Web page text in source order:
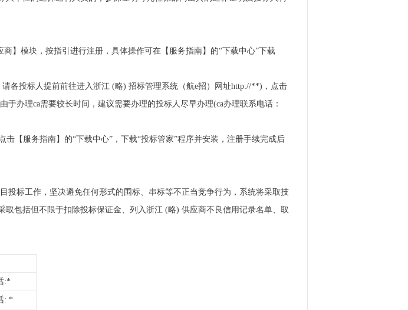
】模块，按指引进行注册，具体操作可在【服务指南】的“下载中心”下载
各投标人提前前往进入浙江 (略) 招标管理系统（航e招）网址http://**)，点击
于办理ca需要较长时间，建议需要办理的投标人尽早办理(ca办理联系电话：
【服务指南】的“下载中心”，下载“投标管家”程序并安装，注册手续完成后
标工作，坚决避免任何形式的围标、串标等不正当竞争行为，系统将采取技
包括但不限于扣除投标保证金、列入浙江 (略) 供应商不良信用记录名单、取
:*
: *